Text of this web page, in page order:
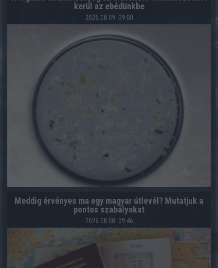
kerül az ebédünkbe
2026.08.09. 09:00
Meddig érvényes ma egy magyar útlevél? Mutatjuk a
pontos szabályokat
2026.08.08. 09:46